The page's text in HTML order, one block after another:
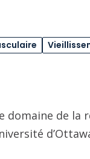
domaine de la